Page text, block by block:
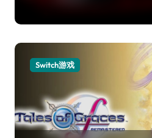
Switch游戏